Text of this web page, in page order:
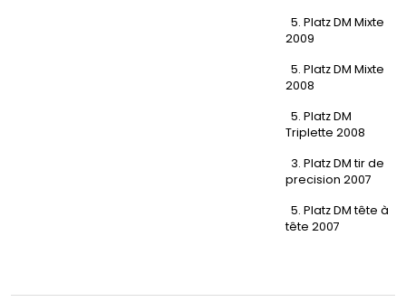
5. Platz DM Mixte
2009
5. Platz DM Mixte
2008
5. Platz DM
Triplette 2008
3. Platz DM tir de
precision 2007
5. Platz DM tête à
tête 2007